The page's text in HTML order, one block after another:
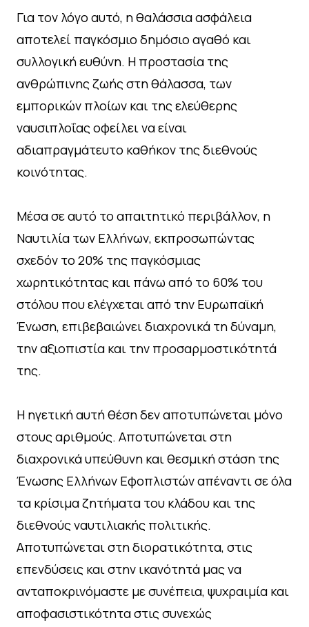
Για τον λόγο αυτό, η θαλάσσια ασφάλεια
αποτελεί παγκόσμιο δημόσιο αγαθό και
συλλογική ευθύνη. Η προστασία της
ανθρώπινης ζωής στη θάλασσα, των
εμπορικών πλοίων και της ελεύθερης
ναυσιπλοΐας οφείλει να είναι
αδιαπραγμάτευτο καθήκον της διεθνούς
κοινότητας.
Μέσα σε αυτό το απαιτητικό περιβάλλον, η
Ναυτιλία των Ελλήνων, εκπροσωπώντας
σχεδόν το 20% της παγκόσμιας
χωρητικότητας και πάνω από το 60% του
στόλου που ελέγχεται από την Ευρωπαϊκή
Ένωση, επιβεβαιώνει διαχρονικά τη δύναμη,
την αξιοπιστία και την προσαρμοστικότητά
της.
Η ηγετική αυτή θέση δεν αποτυπώνεται μόνο
στους αριθμούς. Αποτυπώνεται στη
διαχρονικά υπεύθυνη και θεσμική στάση της
Ένωσης Ελλήνων Εφοπλιστών απέναντι σε όλα
τα κρίσιμα ζητήματα του κλάδου και της
διεθνούς ναυτιλιακής πολιτικής.
Αποτυπώνεται στη διορατικότητα, στις
επενδύσεις και στην ικανότητά μας να
ανταποκρινόμαστε με συνέπεια, ψυχραιμία και
αποφασιστικότητα στις συνεχώς